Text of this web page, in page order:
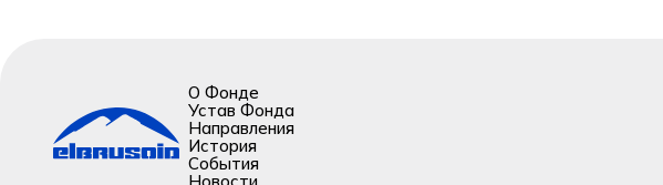
О Фонде
Устав Фонда
Направления
История
События